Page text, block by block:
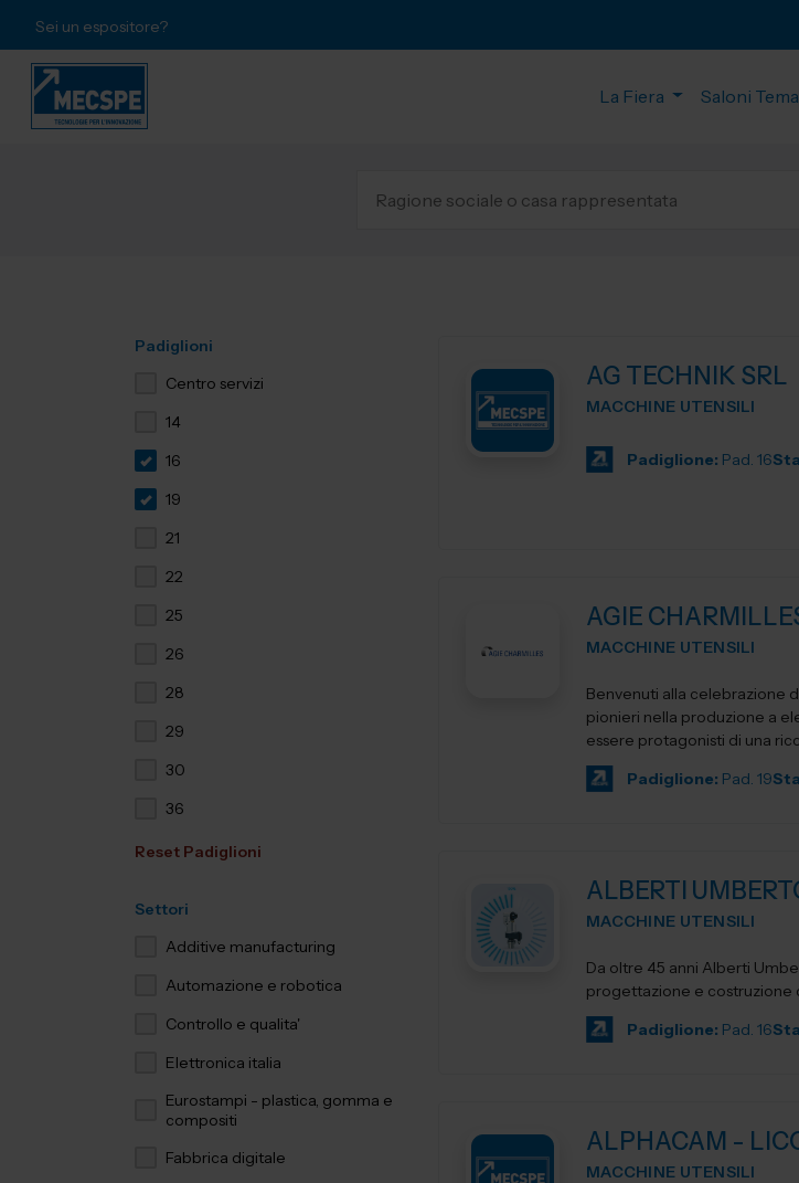
Sei un espositore?
La Fiera Saloni
Padiglioni
Centro servizi
14
16
19
21
22
25
26
28
29
30
36
Reset Padiglioni
Settori
Additive manufacturing
Automazione e robotica
Controllo e qualita'
Elettronica italia
Eurostampi - plastica, gomma e
compositi
Fabbrica digitale
AG TECHNIK SRL
MACCHINE UTENSILI
Padiglione: Pad. 16
AGIE
MACCHINE UTENSILI
Benvenuti alla celebrazione
pionieri nella produzione a
essere protagonisti di una
Padiglione: Pad. 19
ALBERTI
MACCHINE UTENSILI
Da oltre 45 anni Alberti
progettazione e costruzione
Padiglione: Pad. 16
ALPHACAM -
MACCHINE UTENSILI